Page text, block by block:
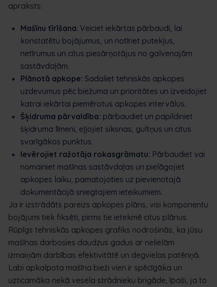
apraksts:
Mašīnu tīrīšana: Veiciet iekārtas pārbaudi, lai
konstatētu bojājumus, un notīriet putekļus,
netīrumus un citus piesārņotājus no galvenajām
sastāvdaļām.
Plānotā apkope: Sadaliet tehniskās apkopes
uzdevumus pēc biežuma un prioritātes un izveidojiet
katrai iekārtai piemērotus apkopes intervālus.
Šķidruma pārvaldība: pārbaudiet un papildiniet
šķidruma līmeni, eļļojiet siksnas, gultņus un citus
svarīgākos punktus.
Ievērojiet ražotāja rokasgrāmatu: Pārbaudiet vai
nomainiet mašīnas sastāvdaļas un pielāgojiet
apkopes laiku, pamatojoties uz pievienotajā
dokumentācijā sniegtajiem ieteikumiem.
Ja ir izstrādāts pareizs apkopes plāns, visi komponentu
bojājumi tiek fiksēti, pirms tie ietekmē citus plānus.
Rūpīgs tehniskās apkopes grafiks nodrošinās, ka jūsu
mašīnas darbosies daudzus gadus ar nelielām
izmaiņām darbības efektivitātē un degvielas patēriņā.
Labi apkalpota mašīna bieži vien ir spēcīgāka un
uzticamāka nekā vesela strādnieku brigāde, īpaši, ja to